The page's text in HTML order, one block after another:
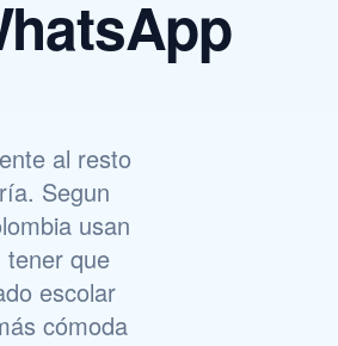
al resto
Segun
usan
tener que
escolar
cómoda